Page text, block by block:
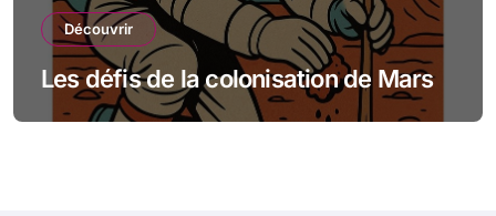
Découvrir
Les défis de la colonisation de Mars